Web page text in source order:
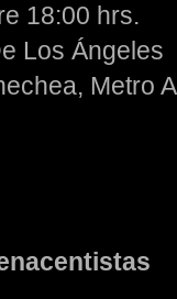
18:00 hrs.
Los Ángeles
Metro